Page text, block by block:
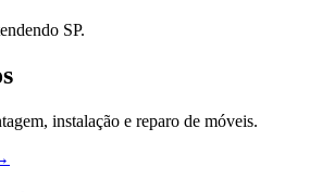
SP.
instalação e reparo de móveis.